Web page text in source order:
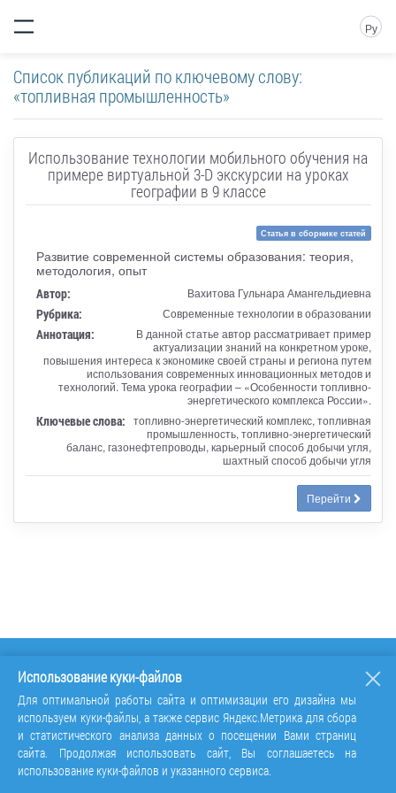
Ру
Список публикаций по ключевому слову:
«топливная промышленность»
Использование технологии мобильного обучения на
примере виртуальной 3-D экскурсии на уроках
географии в 9 классе
Статья в сборнике статей
Развитие современной системы образования: теория,
методология, опыт
Автор: Вахитова Гульнара Амангельдиевна
Рубрика: Современные технологии в образовании
Аннотация:
В данной статье автор рассматривает пример
актуализации знаний на конкретном уроке,
повышения интереса к экономике своей страны и региона путем
использования современных инновационных методов и
технологий. Тема урока географии – «Особенности топливно-
энергетического комплекса России».
Ключевые слова: топливно-энергетический комплекс, топливная
промышленность, топливно-энергетический
баланс, газонефтепроводы, карьерный способ добычи угля,
шахтный способ добычи угля
Перейти
Использование куки-файлов
Для оптимальной работы сайта и оптимизации его дизайна мы
используем куки-файлы, а также сервис Яндекс.Метрика для сбора
и статистического анализа данных о посещении Вами страниц
сайта. Продолжая использовать сайт, Вы соглашаетесь на
использование куки-файлов и указанного сервиса.